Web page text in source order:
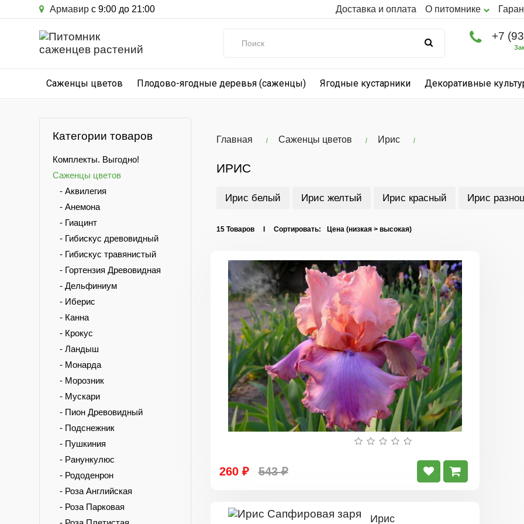
Армавир с 9:00 до 21:00 Доставка и оплата О питомнике
+7
Саженцы цветов Плодово-ягодные деревья (саженцы) Ягодные кустарники Декоративные
Категории товаров
Комплекты. Выгодно!
Саженцы цветов
- Аквилегия
- Анемона
- Гиацинт
- Гибискус древовидный
- Гибискус травянистый
- Гортензия Древовидная
- Дельфиниум
- Иберис
- Канна
- Крокус
- Ландыш
- Монарда
- Морозник
- Мускари
- Пион Древовидный
- Подснежник
- Пушкиния
- Ранункулюс
- Рододенрон
- Роза Английская
- Роза Парковая
Главная Саженцы цветов Ирис
ИРИС
Ирис белый Ирис желтый Ирис красный Ирис
15 Товаров I Сортировать:
260 ₽ 543 ₽
Ирис